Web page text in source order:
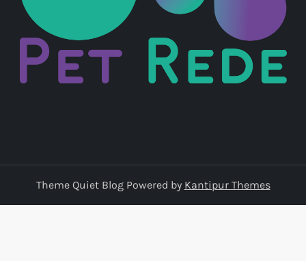
Theme Quiet Blog Powered by Kantipur Themes